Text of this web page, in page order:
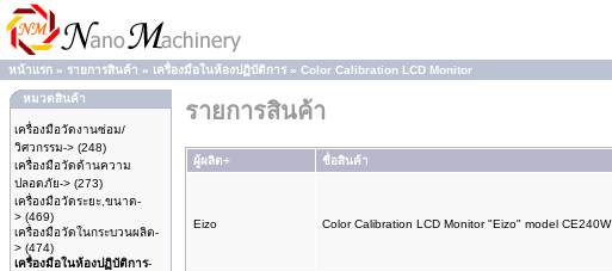
หน้าแรก » รายการสินค้า » เครื่องมือในห้องปฏิบัติการ » Color Calibration LCD Monitor
หมวดสินค้า
เครื่องมือวัดงานซ่อม/
วิศวกรรม-> (248)
เครื่องมือวัดด้านความ
ปลอดภัย-> (273)
เครื่องมือวัดระยะ,ขนาด-
> (469)
เครื่องมือวัดในกระบวนผลิต-
> (474)
เครื่องมือในห้องปฏิบัติการ-
รายการสินค้า
ผู้ผลิต+ ชื่อสินค้า
Eizo Color Calibration LCD Monitor "Eizo" model CE240W